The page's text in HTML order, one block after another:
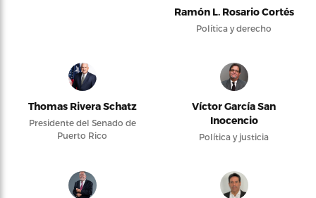
Ramón L. Rosario Cortés
Política y derecho
Thomas Rivera Schatz
Presidente del Senado de
Puerto Rico
Víctor García San
Inocencio
Política y justicia